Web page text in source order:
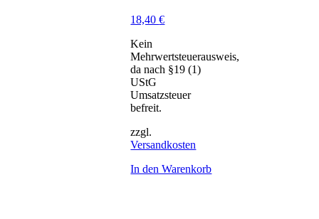
18,40€
Kein
Mehrwertsteuerausweis,
da nach §19 (1)
UStG
Umsatzsteuer
befreit.
zzgl.
Versandkosten
In den Warenkorb